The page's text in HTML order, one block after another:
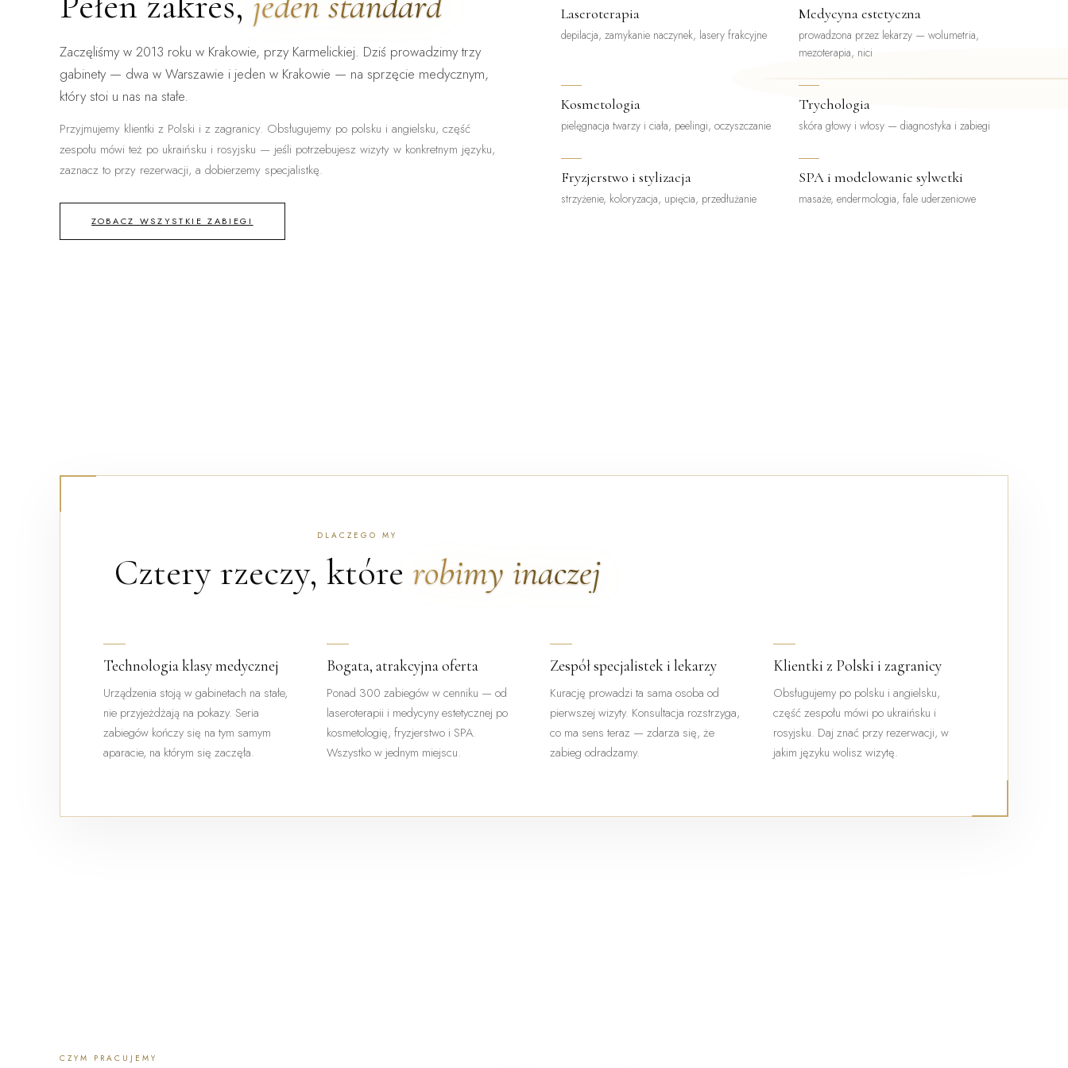
Zaczęliśmy w 2013 roku w Krakowie, przy Karmelickiej. Dziś prowadzimy trzy
gabinety — dwa w Warszawie i jeden w Krakowie — na sprzęcie medycznym,
który stoi u nas na stałe.
Przyjmujemy klientki z Polski i z zagranicy. Obsługujemy po polsku i angielsku, część
zespołu mówi też po ukraińsku i rosyjsku — jeśli potrzebujesz wizyty w konkretnym języku,
zaznacz to przy rezerwacji, a dobierzemy specjalistkę.
ZOBACZ WSZYSTKIE ZABIEGI
Laseroterapia
depilacja, zamykanie naczynek, lasery frakcyjne
Medycyna estetyczna
prowadzona przez lekarzy — wolumetria,
mezoterapia, nici
Kosmetologia
pielęgnacja twarzy i ciała, peelingi, oczyszczanie
Trychologia
skóra głowy i włosy — diagnostyka i zabiegi
Fryzjerstwo i stylizacja
strzyżenie, koloryzacja, upięcia, przedłużanie
SPA i modelowanie sylwetki
masaże, endermologia, fale uderzeniowe
DLACZEGO MY
Cztery rzeczy, które robimy inaczej
Technologia klasy medycznej
Urządzenia stoją w gabinetach na stałe,
nie przyjeżdżają na pokazy. Seria
zabiegów kończy się na tym samym
aparacie, na którym się zaczęła.
Bogata, atrakcyjna oferta
Ponad 300 zabiegów w cenniku — od
laseroterapii i medycyny estetycznej po
kosmetologię, fryzjerstwo i SPA.
Wszystko w jednym miejscu.
Zespół specjalistek i lekarzy
Kurację prowadzi ta sama osoba od
pierwszej wizyty. Konsultacja rozstrzyga,
co ma sens teraz — zdarza się, że
zabieg odradzamy.
Klientki z Polski i zagranicy
Obsługujemy po polsku i angielsku,
część zespołu mówi po ukraińsku i
rosyjsku. Daj znać przy rezerwacji, w
jakim języku wolisz wizytę.
CZYM PRACUJEMY